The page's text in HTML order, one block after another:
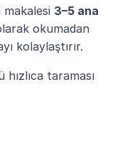
3–5 ana
okumadan
kolaylaştırır.
taraması